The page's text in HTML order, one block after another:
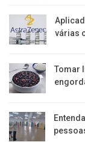
várias
Tomar